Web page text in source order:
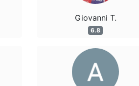
Giovanni T.
6.8